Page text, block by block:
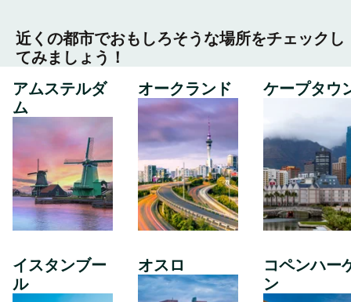
近くの都市でおもしろそうな場所をチェックし
てみましょう！
アムステルダ
ム
イスタンブー
ル
オークランド
オスロ
ケープタウ
コペンハー
ン